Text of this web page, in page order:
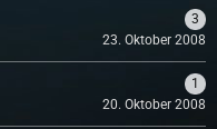
3
23. Oktober 2008
1
20. Oktober 2008